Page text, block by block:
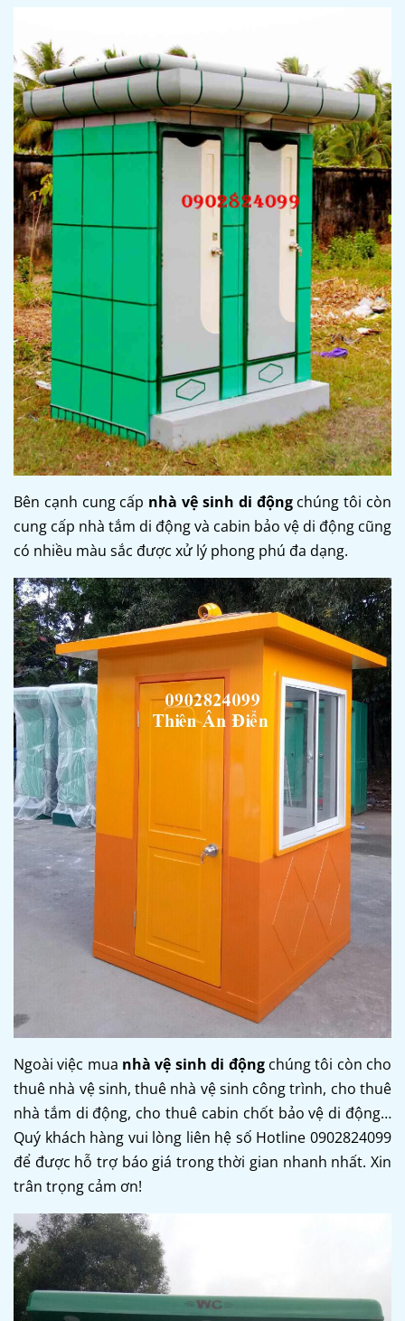
Bên cạnh cung cấp nhà vệ sinh di động chúng tôi còn
cung cấp nhà tắm di động và cabin bảo vệ di động cũng
có nhiều màu sắc được xử lý phong phú đa dạng.
Ngoài việc mua nhà vệ sinh di độngchúng tôi còn cho
thuê nhà vệ sinh, thuê nhà vệ sinh công trình, cho thuê
nhà tắm di động, cho thuê cabin chốt bảo vệ di động…
Quý khách hàng vui lòng liên hệ số Hotline 0902824099
để được hỗ trợ báo giá trong thời gian nhanh nhất. Xin
trân trọng cảm ơn!